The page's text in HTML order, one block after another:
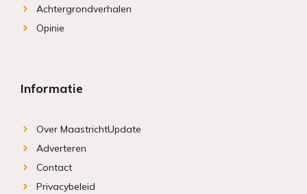
Achtergrondverhalen
Opinie
Informatie
Over MaastrichtUpdate
Adverteren
Contact
Privacybeleid